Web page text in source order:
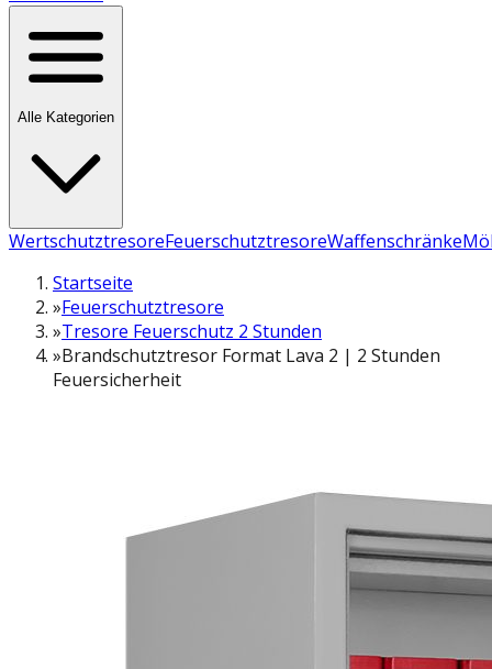
Alle Kategorien
WertschutztresoreFeuerschutztresoreWaffenschränke
Startseite
»Feuerschutztresore
»Tresore Feuerschutz 2 Stunden
»Brandschutztresor Format Lava 2 | 2 Stunden
Feuersicherheit